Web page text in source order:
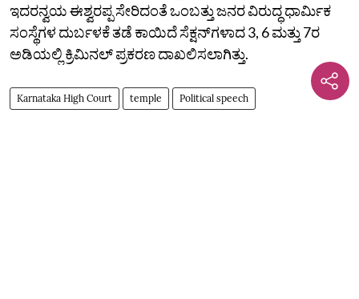
ಇದರನ್ವಯ ಈಶ್ವರಪ್ಪ ಸೇರಿದಂತೆ ಒಂಬತ್ತು ಜನರ ವಿರುದ್ಧ ಧಾರ್ಮಿಕ
ಸಂಸ್ಥೆಗಳ ದುರ್ಬಳಕೆ ತಡೆ ಕಾಯಿದೆ ಸೆಕ್ಷನ್‌ಗಳಾದ 3, 6 ಮತ್ತು 7ರ
ಅಡಿಯಲ್ಲಿ ಕ್ರಿಮಿನಲ್ ಪ್ರಕರಣ ದಾಖಲಿಸಲಾಗಿತ್ತು.
Karnataka High Court temple Political speech